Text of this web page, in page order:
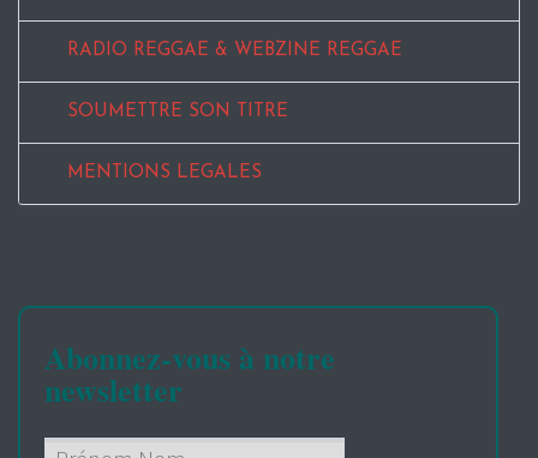
RADIO REGGAE & WEBZINE REGGAE
SOUMETTRE SON TITRE
MENTIONS LEGALES
Abonnez-vous à notre
newsletter